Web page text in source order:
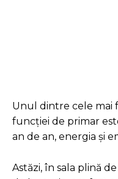
Unul dintre cele mai
funcției de primar
an de an, energia și
Astăzi, în sala plină